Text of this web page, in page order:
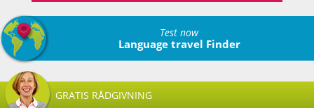
Test now
Language travel Finder
GRATIS RÅDGIVNING